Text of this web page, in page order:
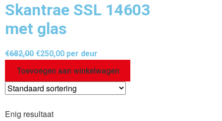
Skantrae SSL 14603
met glas
€682,00 €250,00 per deur
Toevoegen aan winkelwagen
Enig resultaat